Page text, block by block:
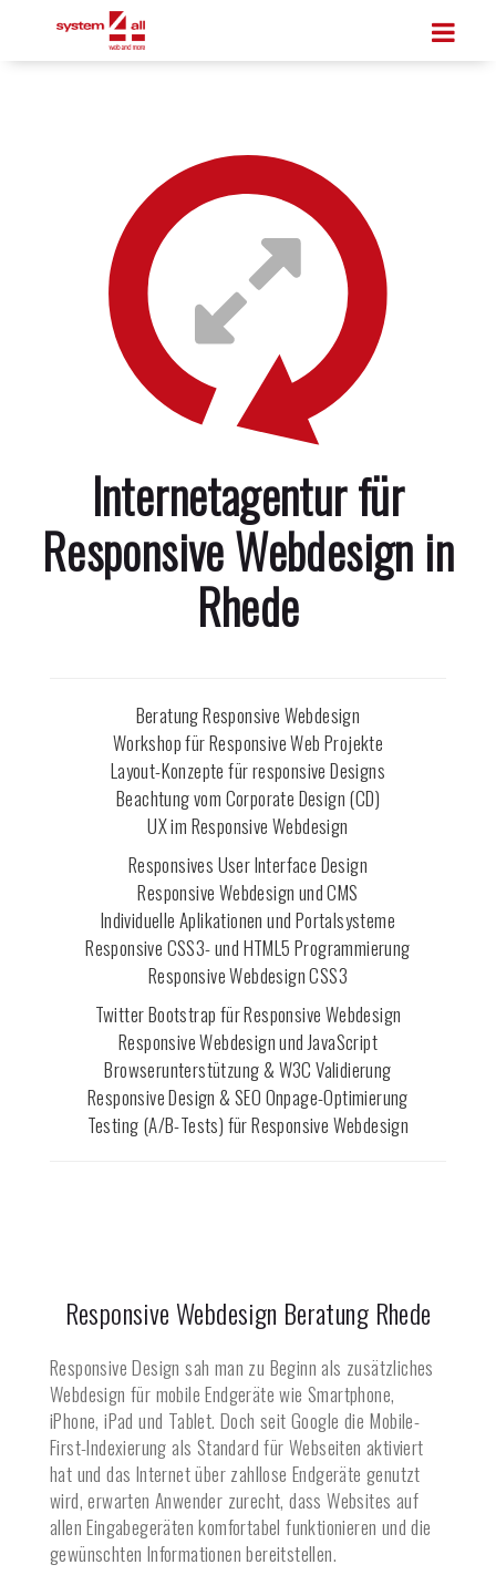
Internetagentur für
Responsive Webdesign in
Rhede
Beratung Responsive Webdesign
Workshop für Responsive Web Projekte
Layout-Konzepte für responsive Designs
Beachtung vom Corporate Design (CD)
UX im Responsive Webdesign
Responsives User Interface Design
Responsive Webdesign und CMS
Individuelle Aplikationen und Portalsysteme
Responsive CSS3- und HTML5 Programmierung
Responsive Webdesign CSS3
Twitter Bootstrap für Responsive Webdesign
Responsive Webdesign und JavaScript
Browserunterstützung & W3C Validierung
Responsive Design & SEO Onpage-Optimierung
Testing (A/B-Tests) für Responsive Webdesign
Responsive Webdesign Beratung Rhede
Responsive Design sah man zu Beginn als zusätzliches
Webdesign für mobile Endgeräte wie Smartphone,
iPhone, iPad und Tablet. Doch seit Google die Mobile-
First-Indexierung als Standard für Webseiten aktiviert
hat und das Internet über zahllose Endgeräte genutzt
wird, erwarten Anwender zurecht, dass Websites auf
allen Eingabegeräten komfortabel funktionieren und die
gewünschten Informationen bereitstellen.